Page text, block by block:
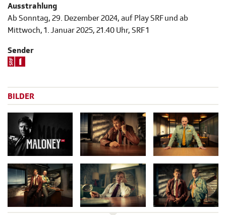
Ausstrahlung
Ab Sonntag, 29. Dezember 2024, auf Play SRF und ab
Mittwoch, 1. Januar 2025, 21.40 Uhr, SRF 1
Sender
BILDER